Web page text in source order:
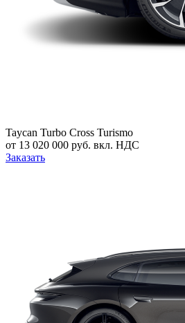
Taycan Turbo Cross Turismo
от 13 020 000 руб. вкл. НДС
Заказать